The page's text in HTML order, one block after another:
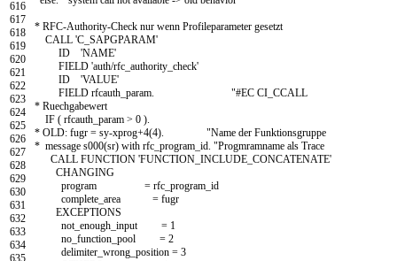
616
617
618
619
620
621
622
623
624
625
626
627
628
629
630
631
632
633
634
635
* RFC-Authority-Check nur wenn Profileparameter gesetzt
CALL 'C_SAPGPARAM'
ID
'NAME'
FIELD 'auth/rfc_authority_check'
ID
'VALUE'
FIELD rfcauth param
"#EC CI_CCALL
* Ruechgabewert
IF ( rfcauth param > 0 )
* OLD: fugr = sy-xprog+4(4). "Name der Funktionsgruppe
* message s000(sr) with rfc_program_id. "Progmramname als Trace
CALL FUNCTION 'FUNCTION_INCLUDE_CONCATENATE'
CHANGING
program
= rfc program id
complete area = fugr
EXCEPTIONS
not enough input = 1
no function pool = 2
delimiter wrong position = 3